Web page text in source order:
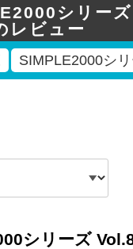
シリー
レビュー
SIMPLE2000シ
シリーズ